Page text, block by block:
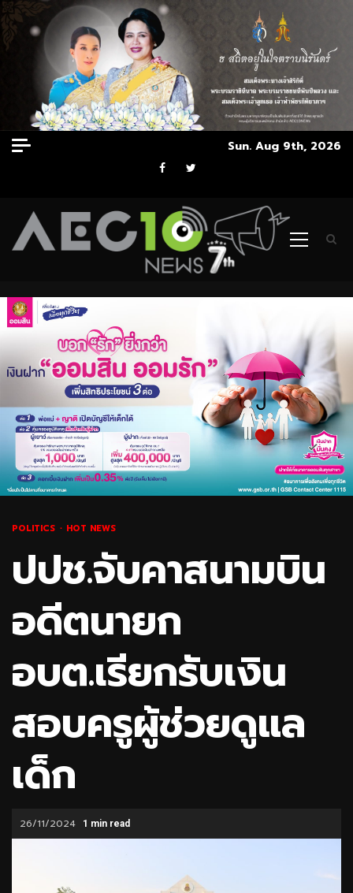
Skip
to
Sun. Aug 9th, 2026
Facebook
Twitter
Primary
POLITICS HOT NEWS
ปปช.จับคาสนามบิน
อดีตนายก
อบต.เรียกรับเงิน
สอบครูผู้ช่วยดูแล
เด็ก
26/11/2024 1 min read